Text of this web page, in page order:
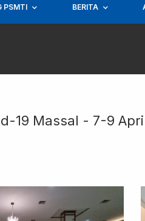
PSMTI BERITA
19 Massal - 7-9